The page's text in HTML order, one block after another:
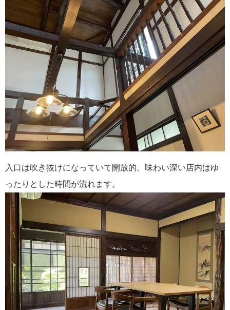
入口は吹き抜けになっていて開放的。味わい深い店内はゆ
ったりとした時間が流れます。